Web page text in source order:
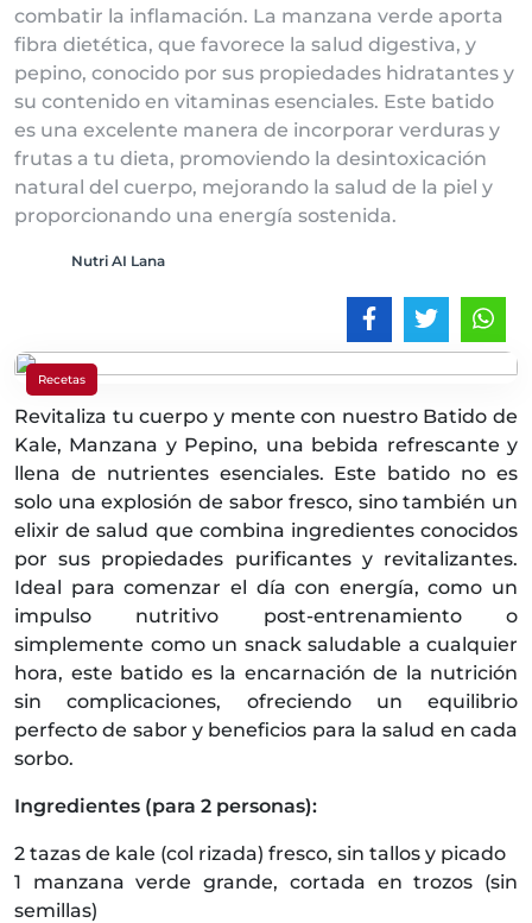
combatir la inflamación. La manzana verde aporta
fibra dietética, que favorece la salud digestiva, y
pepino, conocido por sus propiedades hidratantes y
su contenido en vitaminas esenciales. Este batido
es una excelente manera de incorporar verduras y
frutas a tu dieta, promoviendo la desintoxicación
natural del cuerpo, mejorando la salud de la piel y
proporcionando una energía sostenida.
Nutri AI Lana
Recetas
Revitaliza tu cuerpo y mente con nuestro Batido de
Kale, Manzana y Pepino, una bebida refrescante y
llena de nutrientes esenciales. Este batido no es
solo una explosión de sabor fresco, sino también un
elixir de salud que combina ingredientes conocidos
por sus propiedades purificantes y revitalizantes.
Ideal para comenzar el día con energía, como un
impulso nutritivo post-entrenamiento o
simplemente como un snack saludable a cualquier
hora, este batido es la encarnación de la nutrición
sin complicaciones, ofreciendo un equilibrio
perfecto de sabor y beneficios para la salud en cada
sorbo.
Ingredientes (para 2 personas):
2 tazas de kale (col rizada) fresco, sin tallos y picado
1 manzana verde grande, cortada en trozos (sin
semillas)